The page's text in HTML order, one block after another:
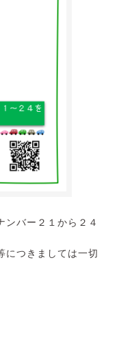
ンバー２１から２４
につきましては一切